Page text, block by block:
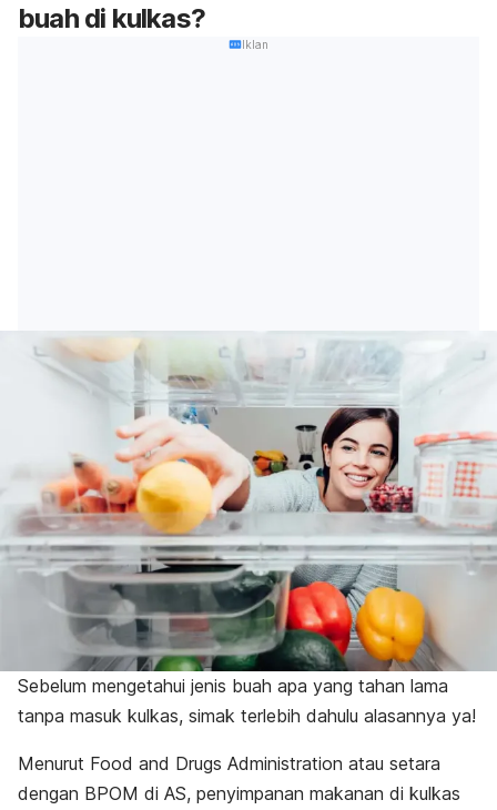
buah di kulkas?
Iklan
Sebelum mengetahui jenis buah apa yang tahan lama
tanpa masuk kulkas, simak terlebih dahulu alasannya ya!
Menurut Food and Drugs Administration atau setara
dengan BPOM di AS, penyimpanan makanan di kulkas